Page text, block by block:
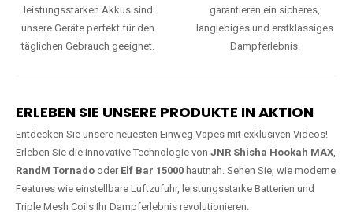
leistungsstarken Akkus sind
unsere Geräte perfekt für den
täglichen Gebrauch geeignet.
garantieren ein sicheres,
langlebiges und erstklassiges
Dampferlebnis.
ERLEBEN SIE UNSERE PRODUKTE IN AKTION
Entdecken Sie unsere neuesten Einweg Vapes mit exklusiven Videos!
Erleben Sie die innovative Technologie von JNR Shisha Hookah MAX,
RandM Tornado oder Elf Bar 15000 hautnah. Sehen Sie, wie moderne
Features wie einstellbare Luftzufuhr, leistungsstarke Batterien und
Triple Mesh Coils Ihr Dampferlebnis revolutionieren.